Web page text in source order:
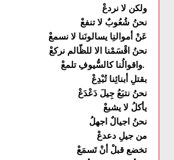
ولكن لا نردعْ
نحنُ شُعُوبٌ لا تنفعْ
عَنْ أموالنِا يسالونَنا لا نسمعْ
نحنُ اقْسَمْنا الا للظّالم نركعْ
واقوالُنا كالسُّيوفِ تلمعْ.
بقتلِ أبنائِنا تُبْدِعْ
نحنُ نتبَعُ جِيلَ دَعْدَعْ
يأكلُ لا يشبعْ
نحنُ اجيالٌ اجهلُ
من جيلِ دعدعْ
تخضع قبلْ أنْ تَسمَعْ